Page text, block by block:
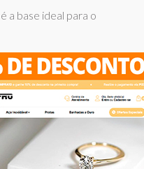
a base ideal para o